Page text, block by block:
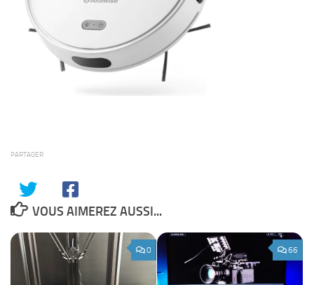
PARTAGER
VOUS AIMEREZ AUSSI...
0 66